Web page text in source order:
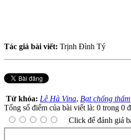
Tác giả bài viết: Trịnh Đình Tý
Từ khóa: Lê Hà Vina, Bạt chống thấm
Tổng số điểm của bài viết là: 0 trong 0
Click để đánh giá